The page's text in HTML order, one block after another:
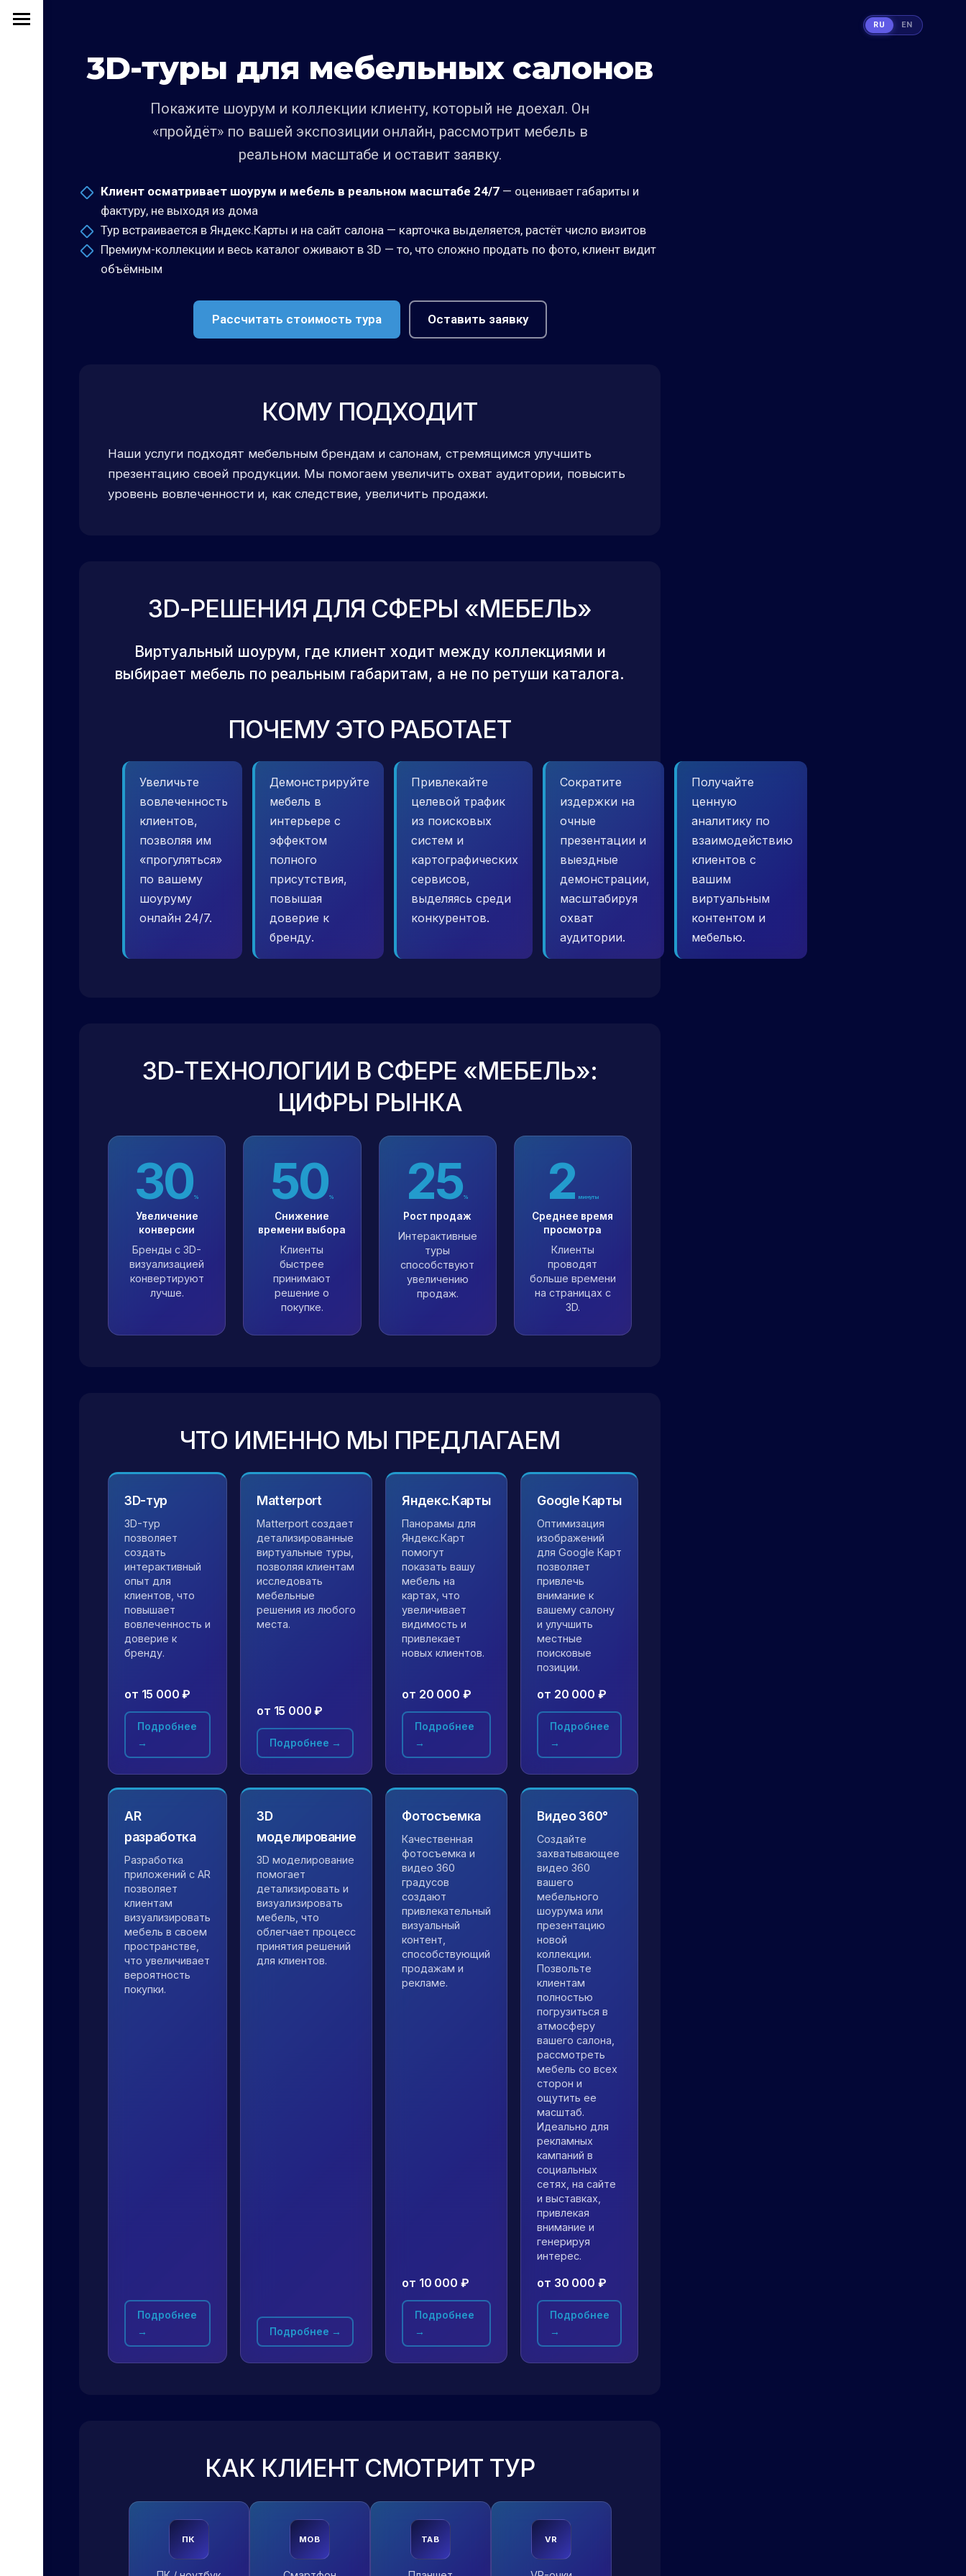
3D-туры для мебельных салонов
Покажите шоурум и коллекции клиенту, который не доехал. Он
«пройдёт» по вашей экспозиции онлайн, рассмотрит мебель в
реальном масштабе и оставит заявку.
Клиент осматривает шоурум и мебель в реальном масштабе 24/7 — оценивает габариты и
фактуру, не выходя из дома
Тур встраивается в Яндекс.Карты и на сайт салона — карточка выделяется, растёт число визитов
Премиум-коллекции и весь каталог оживают в 3D — то, что сложно продать по фото, клиент видит
объёмным
Рассчитать стоимость тура Оставить заявку
КОМУ ПОДХОДИТ
Наши услуги подходят мебельным брендам и салонам, стремящимся улучшить
презентацию своей продукции. Мы помогаем увеличить охват аудитории, повысить
уровень вовлеченности и, как следствие, увеличить продажи.
3D-РЕШЕНИЯ ДЛЯ СФЕРЫ «МЕБЕЛЬ»
Виртуальный шоурум, где клиент ходит между коллекциями и
выбирает мебель по реальным габаритам, а не по ретуши каталога.
ПОЧЕМУ ЭТО РАБОТАЕТ
Увеличьте
вовлеченность
клиентов,
позволяя им
«прогуляться»
по вашему
шоуруму
онлайн 24/7.
Демонстрируйте
мебель в
интерьере с
эффектом
полного
присутствия,
повышая
доверие к
бренду.
Привлекайте
целевой трафик
из поисковых
систем и
картографических
сервисов,
выделяясь среди
конкурентов.
Сократите
издержки на
очные
презентации и
выездные
демонстрации,
масштабируя
охват
аудитории.
Получайте
ценную
аналитику по
взаимодействию
клиентов с
вашим
виртуальным
контентом и
мебелью.
3D-ТЕХНОЛОГИИ В СФЕРЕ «МЕБЕЛЬ»:
ЦИФРЫ РЫНКА
30%
Увеличение
конверсии
Бренды с 3D-
визуализацией
конвертируют
лучше.
50%
Снижение
времени выбора
Клиенты
быстрее
принимают
решение о
покупке.
25%
Рост продаж
Интерактивные
туры
способствуют
увеличению
продаж.
2 минуты
Среднее время
просмотра
Клиенты
проводят
больше времени
на страницах с
3D.
ЧТО ИМЕННО МЫ ПРЕДЛАГАЕМ
3D-тур
3D-тур
позволяет
создать
интерактивный
опыт для
клиентов, что
повышает
вовлеченность и
доверие к
бренду.
от 15 000 ₽
Подробнее
→
Matterport
Matterport создает
детализированные
виртуальные туры,
позволяя клиентам
исследовать
мебельные
решения из любого
места.
от 15 000 ₽
Подробнее →
Яндекс.Карты
Панорамы для
Яндекс.Карт
помогут
показать вашу
мебель на
картах, что
увеличивает
видимость и
привлекает
новых клиентов.
от 20 000 ₽
Подробнее
→
Google Карты
Оптимизация
изображений
для Google Карт
позволяет
привлечь
внимание к
вашему салону
и улучшить
местные
поисковые
позиции.
от 20 000 ₽
Подробнее
→
AR
разработка
Разработка
приложений с AR
позволяет
клиентам
визуализировать
мебель в своем
пространстве,
что увеличивает
вероятность
покупки.
Подробнее
→
3D
моделирование
3D моделирование
помогает
детализировать и
визуализировать
мебель, что
облегчает процесс
принятия решений
для клиентов.
Подробнее →
Фотосъемка
Качественная
фотосъемка и
видео 360
градусов
создают
привлекательный
визуальный
контент,
способствующий
продажам и
рекламе.
от 10 000 ₽
Подробнее
→
Видео 360°
Создайте
захватывающее
видео 360
вашего
мебельного
шоурума или
презентацию
новой
коллекции.
Позвольте
клиентам
полностью
погрузиться в
атмосферу
вашего салона,
рассмотреть
мебель со всех
сторон и
ощутить ее
масштаб.
Идеально для
рекламных
кампаний в
социальных
сетях, на сайте
и выставках,
привлекая
внимание и
генерируя
интерес.
от 30 000 ₽
Подробнее
→
КАК КЛИЕНТ СМОТРИТ ТУР
ПК MOB TAB VR
RU EN